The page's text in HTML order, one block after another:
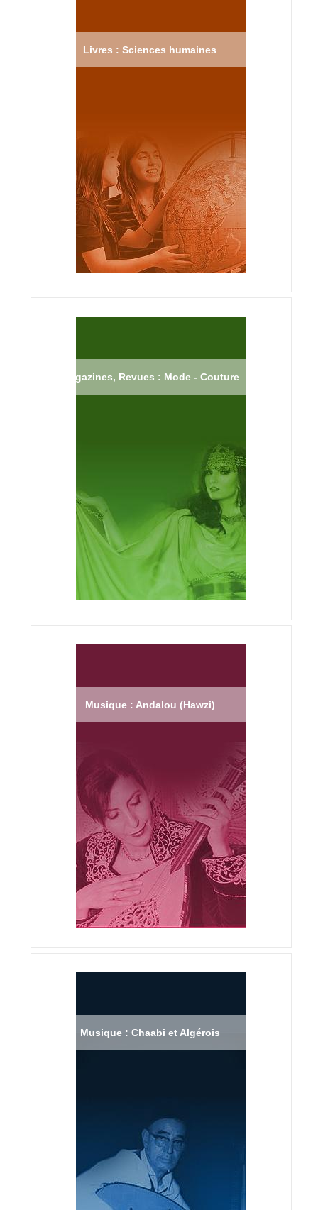
Livres : Sciences humaines
Magazines, Revues : Mode - Couture
Musique : Andalou (Hawzi)
Musique : Chaabi et Algérois